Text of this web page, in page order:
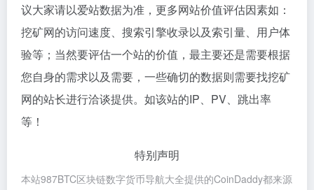
议大家请以爱站数据为准，更多网站价值评估因素如：
挖矿网的访问速度、搜索引擎收录以及索引量、用户体
验等；当然要评估一个站的价值，最主要还是需要根据
您自身的需求以及需要，一些确切的数据则需要找挖矿
网的站长进行洽谈提供。如该站的IP、PV、跳出率
等！
特别声明
本站987BTC区块链数字货币导航大全提供的CoinDaddy都来源